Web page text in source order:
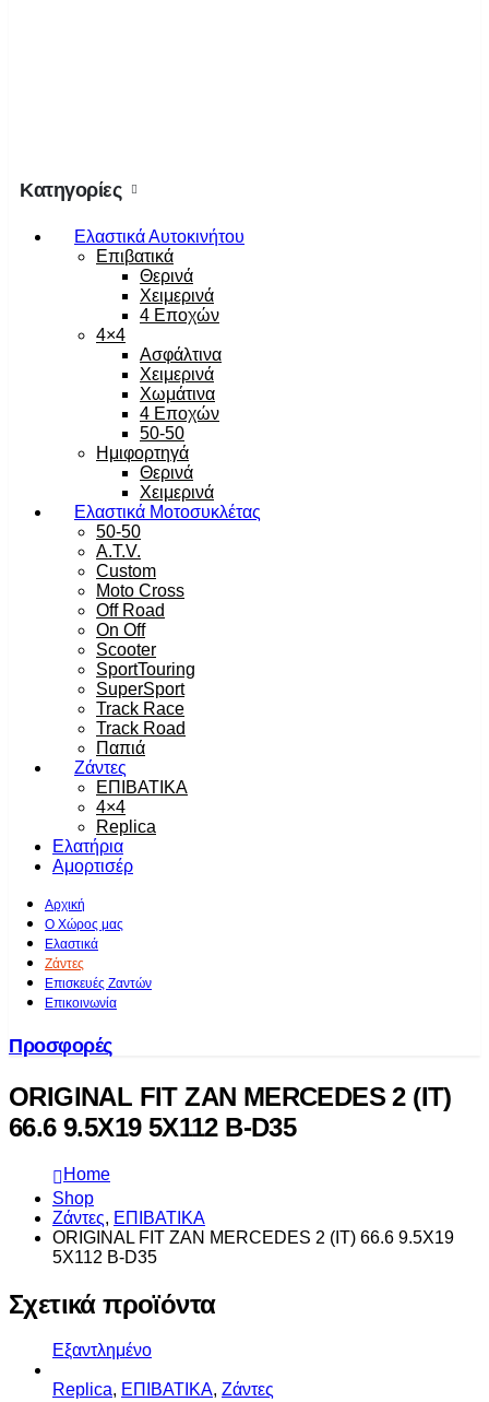
Κατηγορίες
Ελαστικά Αυτοκινήτου
Επιβατικά
Θερινά
Χειμερινά
4 Εποχών
4×4
Ασφάλτινα
Χειμερινά
Χωμάτινα
4 Εποχών
50-50
Ημιφορτηγά
Θερινά
Χειμερινά
Ελαστικά Μοτοσυκλέτας
50-50
A.T.V.
Custom
Moto Cross
Off Road
On Off
Scooter
SportTouring
SuperSport
Track Race
Track Road
Παπιά
Ζάντες
ΕΠΙΒΑΤΙΚΑ
4×4
Replica
Ελατήρια
Αμορτισέρ
Αρχική
Ο Χώρος μας
Ελαστικά
Ζάντες
Επισκευές Ζαντών
Επικοινωνία
Προσφορές
ORIGINAL FIT ZAN MERCEDES 2 (IT)
66.6 9.5X19 5X112 B-D35
Home
Shop
Ζάντες, ΕΠΙΒΑΤΙΚΑ
ORIGINAL FIT ZAN MERCEDES 2 (IT) 66.6 9.5X19
5X112 B-D35
Σχετικά προϊόντα
Εξαντλημένο
Replica, ΕΠΙΒΑΤΙΚΑ, Ζάντες